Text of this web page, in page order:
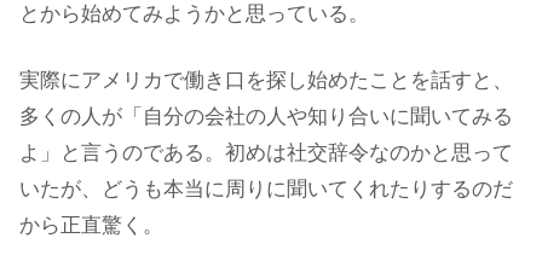
とから始めてみようかと思っている。
実際にアメリカで働き口を探し始めたことを話すと、
多くの人が「自分の会社の人や知り合いに聞いてみる
よ」と言うのである。初めは社交辞令なのかと思って
いたが、どうも本当に周りに聞いてくれたりするのだ
から正直驚く。